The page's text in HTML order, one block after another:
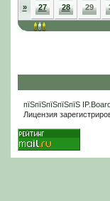
» 27 28 29
пїЅпїЅпїЅпїЅпїЅ
Лицензия